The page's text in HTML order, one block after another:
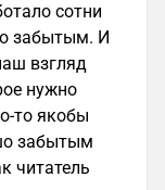
сотни
забытым. И
взгляд
нужно
то якобы
забытым
читатель